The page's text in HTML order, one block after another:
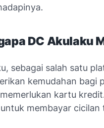
DC Akulaku
sebagai salah satu
kemudahan bagi
kartu
membayar